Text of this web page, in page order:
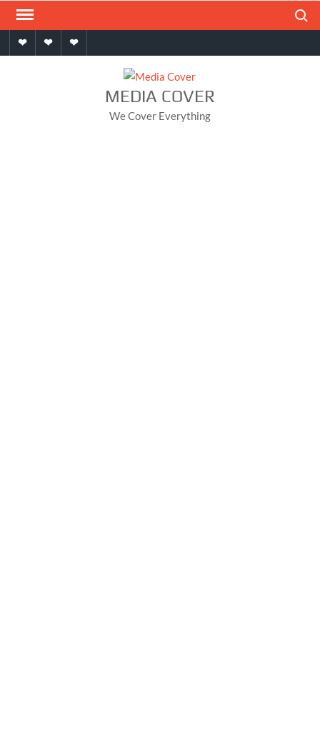
Skip
contentHomeAboutContact
MEDIA COVER
We Cover Everything